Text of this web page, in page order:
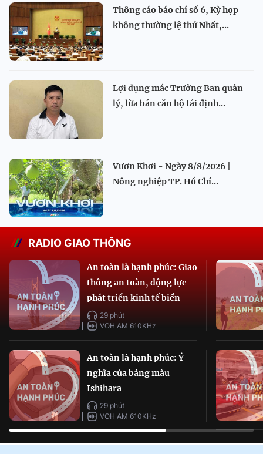
Thông cáo báo chí số 6, Kỳ họp
không thường lệ thứ Nhất,...
Lợi dụng mác Trưởng Ban quản
lý, lừa bán căn hộ tái định...
Vươn Khơi - Ngày 8/8/2026 |
Nông nghiệp TP. Hồ Chí...
RADIO GIAO THÔNG
An toàn là hạnh phúc: Giao
thông an toàn, động lực
phát triển kinh tế biển
29 phút
VOH AM 610KHz
An toàn là hạnh phúc: Ý
nghĩa của bảng màu
Ishihara
29 phút
VOH AM 610KHz